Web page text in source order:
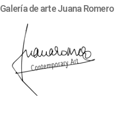
Galería de arte Juana Romero